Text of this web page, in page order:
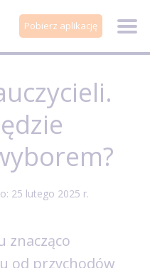
Pobierz aplikację
25 lutego 2025 r.
znacząco
od przychodów